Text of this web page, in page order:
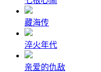
藏海传
淬火年代
亲爱的仇敌